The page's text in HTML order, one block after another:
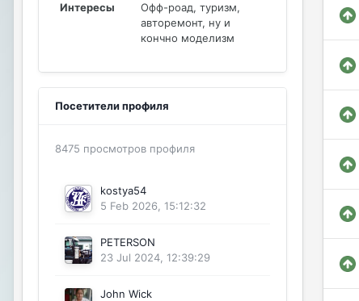
Интересы
Офф-роад, туризм,
авторемонт, ну и
кончно моделизм
Посетители профиля
8475 просмотров профиля
kostya54
5 Feb 2026, 15:12:32
PETERSON
23 Jul 2024, 12:39:29
John Wick